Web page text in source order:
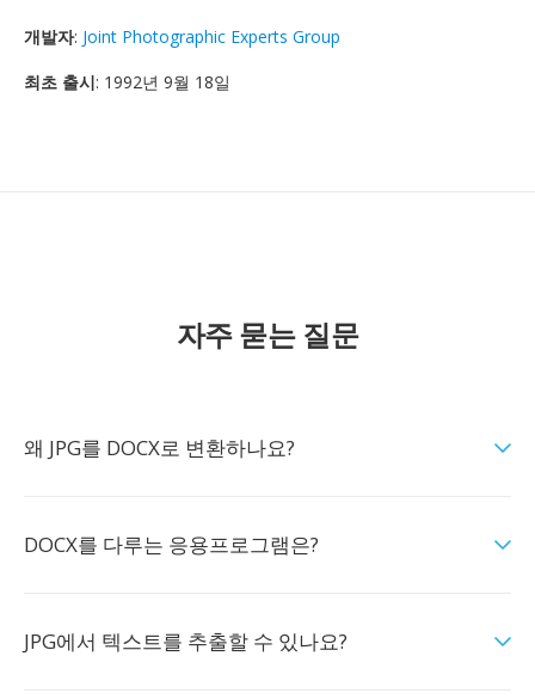
개발자: Joint Photographic Experts Group
최초 출시: 1992년 9월 18일
자주 묻는 질문
왜 JPG를 DOCX로 변환하나요?
DOCX를 다루는 응용프로그램은?
JPG에서 텍스트를 추출할 수 있나요?